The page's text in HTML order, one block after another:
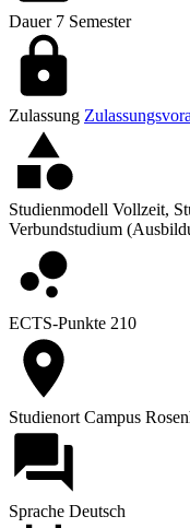
Dauer7 Semester
Zulassung
Studienmodell Vollzeit,
Verbundstudium
ECTS-Punkte 210
StudienortCampus
Sprache Deutsch